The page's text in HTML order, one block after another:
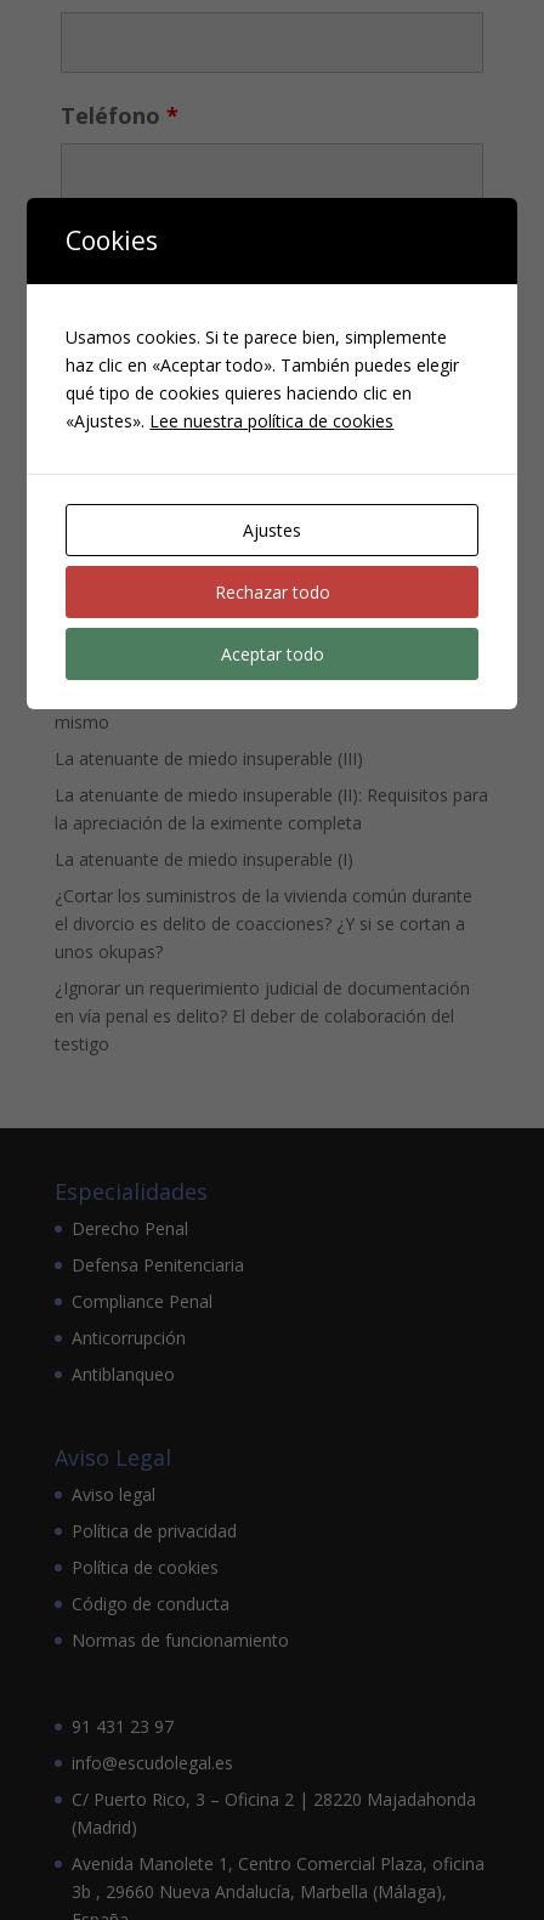
Teléfono *
CATEGORÍAS
Compliance
Noticias
Penal
Penitenciario
ENTRADAS RECIENTES
mismo
La atenuante de miedo insuperable (III)
La atenuante de miedo insuperable (II): Requisitos para
la apreciación de la eximente completa
La atenuante de miedo insuperable (I)
¿Cortar los suministros de la vivienda común durante
el divorcio es delito de coacciones? ¿Y si se cortan a
unos okupas?
¿Ignorar un requerimiento judicial de documentación
en vía penal es delito? El deber de colaboración del
testigo
Especialidades
Derecho Penal
Defensa Penitenciaria
Compliance Penal
Anticorrupción
Antiblanqueo
Aviso Legal
Aviso legal
Política de privacidad
Política de cookies
Código de conducta
Normas de funcionamiento
91 431 23 97
info@escudolegal.es
C/ Puerto Rico, 3 – Oficina 2 | 28220 Majadahonda
(Madrid)
Avenida Manolete 1, Centro Comercial Plaza, oficina
3b , 29660 Nueva Andalucía, Marbella (Málaga),
Cookies
Usamos cookies. Si te parece bien, simplemente
haz clic en «Aceptar todo». También puedes elegir
qué tipo de cookies quieres haciendo clic en
«Ajustes». Lee nuestra política de cookies
Ajustes
Rechazar todo
Aceptar todo